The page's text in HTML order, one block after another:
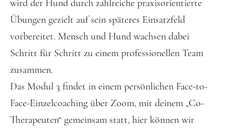
wird der Hund durch zahlreiche praxisorientierte
Übungen gezielt auf sein späteres Einsatzfeld
vorbereitet. Mensch und Hund wachsen dabei
Schritt für Schritt zu einem professionellen Team
zusammen.
Das Modul 3 findet in einem persönlichen Face-to-
Face-Einzelcoaching über Zoom, mit deinem „Co-
Therapeuten“ gemeinsam statt, hier können wir